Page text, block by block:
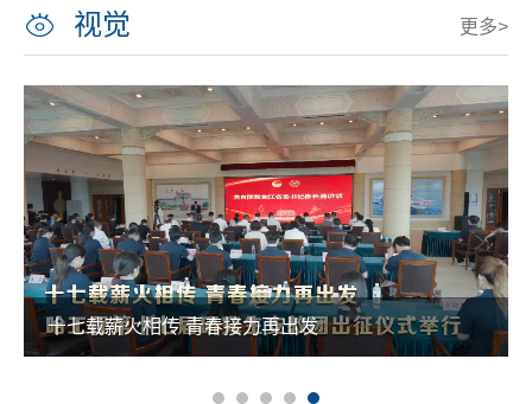
视觉 更多>
十七载薪火相传 青春接力再出发